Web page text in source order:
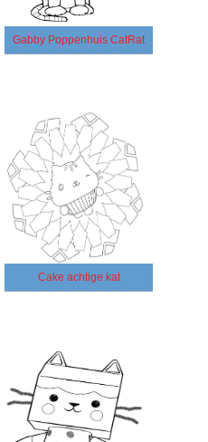
Gabby Poppenhuis CatRat
Cake achtige kat